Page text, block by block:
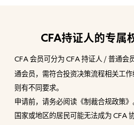
CFA持证人的专属
CFA会员可分为 CFA持证人 / 普通会
通会员，需符合投资决策流程相关工
则有不同要求。
申请前，请务必阅读《制裁合规政策
国家或地区的居民可能无法成为 CFA